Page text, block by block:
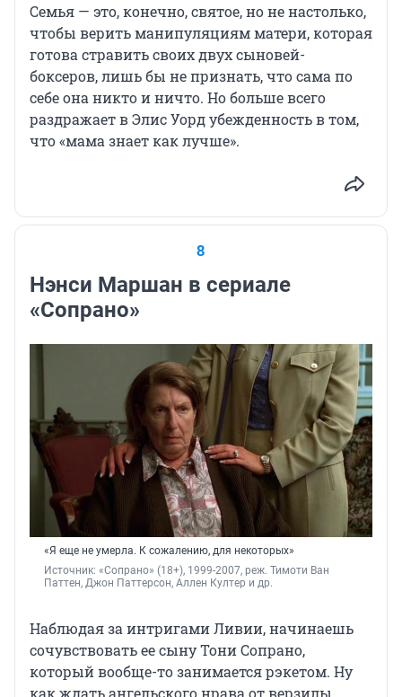
Семья — это, конечно, святое, но не настолько,
чтобы верить манипуляциям матери, которая
готова стравить своих двух сыновей-
боксеров, лишь бы не признать, что сама по
себе она никто и ничто. Но больше всего
раздражает в Элис Уорд убежденность в том,
что «мама знает как лучше».
8
Нэнси Маршан в сериале
«Сопрано»
«Я еще не умерла. К сожалению, для некоторых»
Источник: «Сопрано» (18+), 1999-2007, реж. Тимоти Ван
Паттен, Джон Паттерсон, Аллен Култер и др.
Наблюдая за интригамиЛивии, начинаешь
сочувствовать ее сыну Тони Сопрано,
который вообще-то занимается рэкетом. Ну